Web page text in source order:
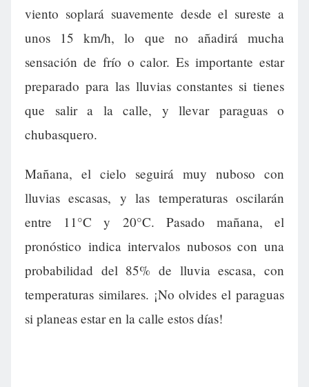
viento soplará suavemente desde el sureste a
unos 15 km/h, lo que no añadirá mucha
sensación de frío o calor. Es importante estar
preparado para las lluvias constantes si tienes
que salir a la calle, y llevar paraguas o
chubasquero.
Mañana, el cielo seguirá muy nuboso con
lluvias escasas, y las temperaturas oscilarán
entre 11°C y 20°C. Pasado mañana, el
pronóstico indica intervalos nubosos con una
probabilidad del 85% de lluvia escasa, con
temperaturas similares. ¡No olvides el paraguas
si planeas estar en la calle estos días!